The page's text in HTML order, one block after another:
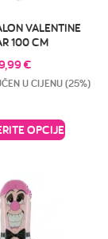
VALENTINE
100 CM
€
U CIJENU (25%)
OPCIJE